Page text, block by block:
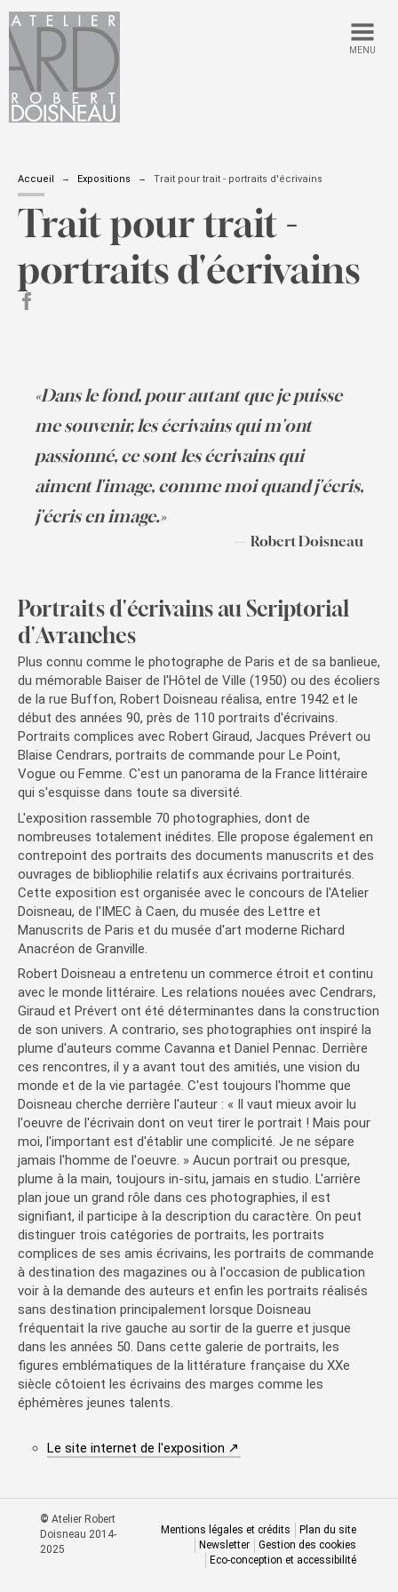
MENU
Accueil Expositions Trait pour trait - portraits d'écrivains
Trait pour trait -
portraits d'écrivains
partager sur Facebook
«Dans le fond, pour autant que je puisse
me souvenir, les écrivains qui m'ont
passionné, ce sont les écrivains qui
aiment l'image, comme moi quand j'écris,
j'écris en image.»
Robert Doisneau
Portraits d'écrivains au Scriptorial
d'Avranches
Plus connu comme le photographe de Paris et de sa banlieue,
du mémorable Baiser de l'Hôtel de Ville (1950) ou des écoliers
de la rue Buffon, Robert Doisneau réalisa, entre 1942 et le
début des années 90, près de 110 portraits d'écrivains.
Portraits complices avec Robert Giraud, Jacques Prévert ou
Blaise Cendrars, portraits de commande pour Le Point,
Vogue ou Femme. C'est un panorama de la France littéraire
qui s'esquisse dans toute sa diversité.
L'exposition rassemble 70 photographies, dont de
nombreuses totalement inédites. Elle propose également en
contrepoint des portraits des documents manuscrits et des
ouvrages de bibliophilie relatifs aux écrivains portraiturés.
Cette exposition est organisée avec le concours de l'Atelier
Doisneau, de l'IMEC à Caen, du musée des Lettre et
Manuscrits de Paris et du musée d'art moderne Richard
Anacréon de Granville.
Robert Doisneau a entretenu un commerce étroit et continu
avec le monde littéraire. Les relations nouées avec Cendrars,
Giraud et Prévert ont été déterminantes dans la construction
de son univers. A contrario, ses photographies ont inspiré la
plume d'auteurs comme Cavanna et Daniel Pennac. Derrière
ces rencontres, il y a avant tout des amitiés, une vision du
monde et de la vie partagée. C'est toujours l'homme que
Doisneau cherche derrière l'auteur : « Il vaut mieux avoir lu
l'oeuvre de l'écrivain dont on veut tirer le portrait ! Mais pour
moi, l'important est d'établir une complicité. Je ne sépare
jamais l'homme de l'oeuvre. » Aucun portrait ou presque,
plume à la main, toujours in-situ, jamais en studio. L'arrière
plan joue un grand rôle dans ces photographies, il est
signifiant, il participe à la description du caractère. On peut
distinguer trois catégories de portraits, les portraits
complices de ses amis écrivains, les portraits de commande
à destination des magazines ou à l'occasion de publication
voir à la demande des auteurs et enfin les portraits réalisés
sans destination principalement lorsque Doisneau
fréquentait la rive gauche au sortir de la guerre et jusque
dans les années 50. Dans cette galerie de portraits, les
figures emblématiques de la littérature française du XXe
siècle côtoient les écrivains des marges comme les
éphémères jeunes talents.
Le site internet de l'exposition (nouvelle fenêtre)
© Atelier Robert
Doisneau 2014-
2025
Mentions légales et crédits
Plan du site
Newsletter
Gestion des cookies
Eco-conception et accessibilité